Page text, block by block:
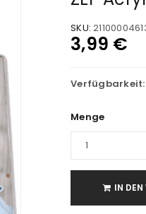
SKU:
3,99 €
Verfügbarkeit:
Menge
IN DEN